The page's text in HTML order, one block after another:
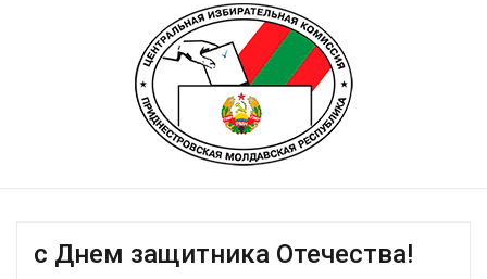
с Днем защитника Отечества!